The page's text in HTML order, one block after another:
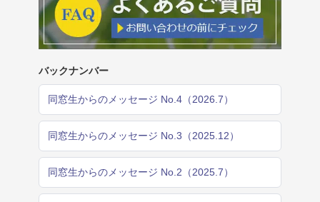
バックナンバー
同窓生からのメッセージ No.4（2026.7）
同窓生からのメッセージ No.3（2025.12）
同窓生からのメッセージ No.2（2025.7）